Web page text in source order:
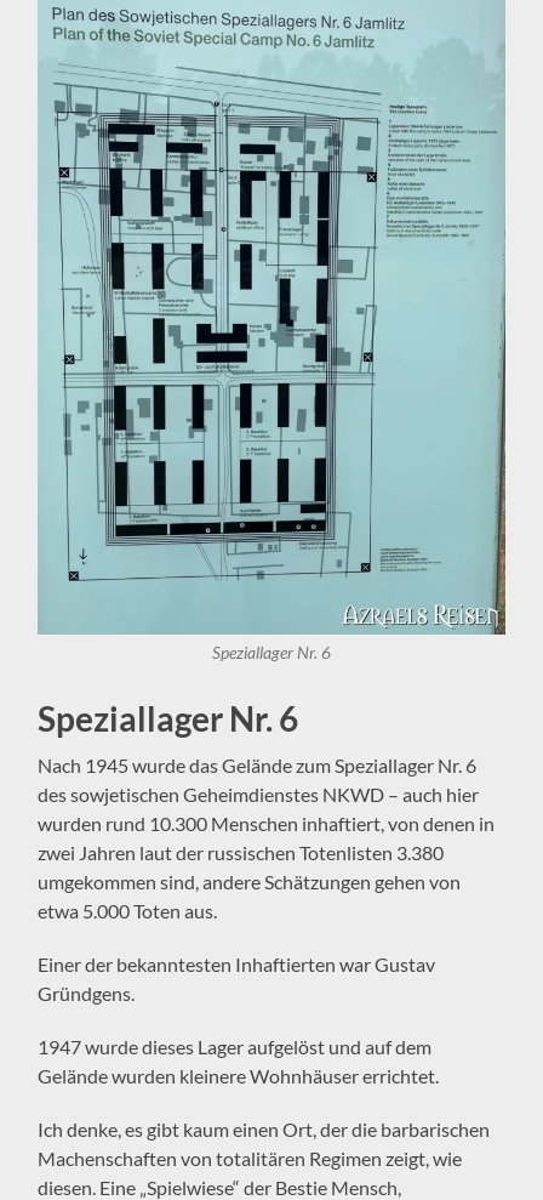
Speziallager Nr. 6
Speziallager Nr. 6
Nach 1945 wurde das Gelände zum Speziallager Nr. 6
des sowjetischen Geheimdienstes NKWD – auch hier
wurden rund 10.300 Menschen inhaftiert, von denen in
zwei Jahren laut der russischen Totenlisten 3.380
umgekommen sind, andere Schätzungen gehen von
etwa 5.000 Toten aus.
Einer der bekanntesten Inhaftierten war Gustav
Gründgens.
1947 wurde dieses Lager aufgelöst und auf dem
Gelände wurden kleinere Wohnhäuser errichtet.
Ich denke, es gibt kaum einen Ort, der die barbarischen
Machenschaften von totalitären Regimen zeigt, wie
diesen. Eine „Spielwiese“ der Bestie Mensch,